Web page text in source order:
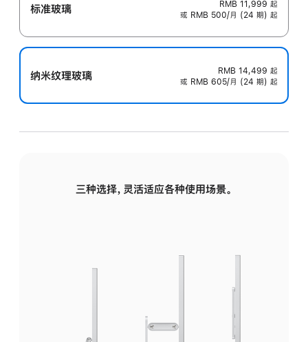
标准玻璃 RMB 11,999 起
或 RMB 500/月 (24 期) 起
纳米纹理玻璃 RMB 14,499 起
或 RMB 605/月 (24 期) 起
三种选择，灵活适应各种使用场景。